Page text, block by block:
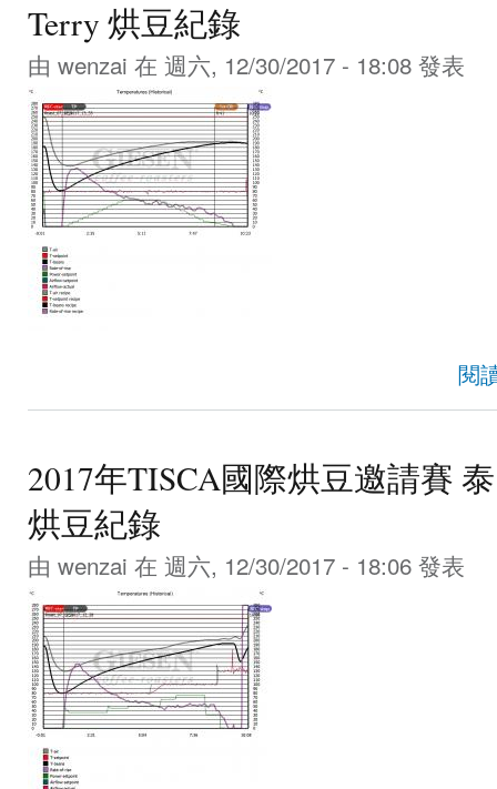
Terry 烘豆紀錄
由 wenzai 在 週六, 12/30/2017 - 18:08 發表
閱
2017年TISCA國際烘豆邀請賽 泰
烘豆紀錄
由 wenzai 在 週六, 12/30/2017 - 18:06 發表